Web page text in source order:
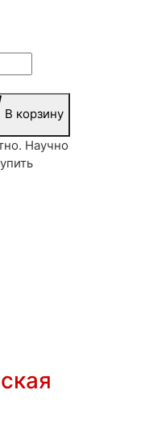
В корзину
Научно